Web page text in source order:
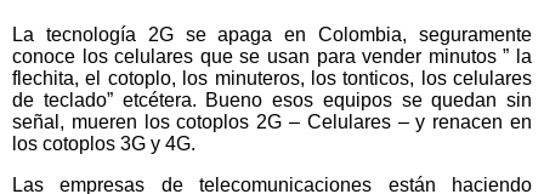
La tecnología 2G se apaga en Colombia, seguramente
conoce los celulares que se usan para vender minutos ” la
flechita, el cotoplo, los minuteros, los tonticos, los celulares
de teclado” etcétera. Bueno esos equipos se quedan sin
señal, mueren los cotoplos 2G – Celulares – y renacen en
los cotoplos 3G y 4G.
Las empresas de telecomunicaciones están haciendo